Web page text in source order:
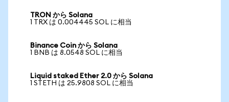
TRON から Solana
1 TRX は 0.004445 SOL に相当
Binance Coin から Solana
1 BNB は 8.0548 SOL に相当
Liquid staked Ether 2.0 から Solana
1 STETH は 25.9808 SOL に相当